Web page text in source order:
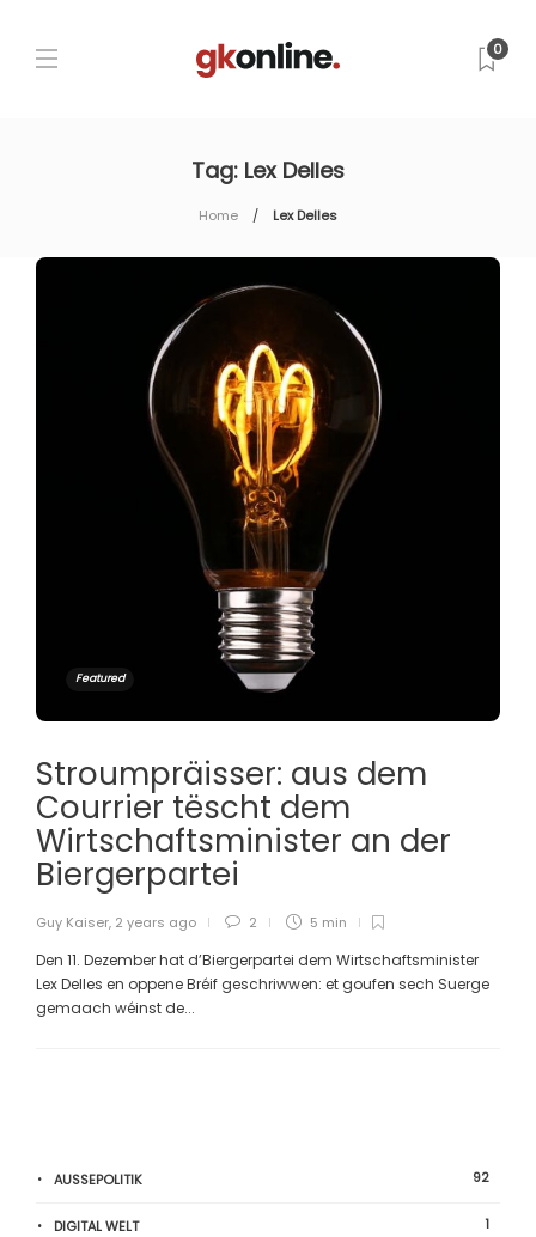
0
Tag: Lex Delles
Home Lex Delles
Featured
Stroumpräisser: aus dem
Courrier tëscht dem
Wirtschaftsminister an der
Biergerpartei
Guy Kaiser, 2 years ago 2 5 min
Den 11. Dezember hat d’Biergerpartei dem Wirtschaftsminister
Lex Delles en oppene Bréif geschriwwen: et goufen sech Suerge
gemaach wéinst de...
AUSSEPOLITIK 92
DIGITAL WELT 1